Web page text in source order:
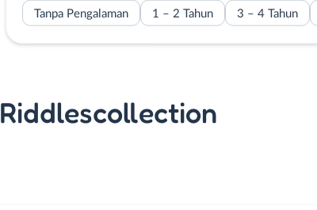
Tanpa Pengalaman 1 – 2 Tahun 3 – 4 Tahun
Riddlescollection